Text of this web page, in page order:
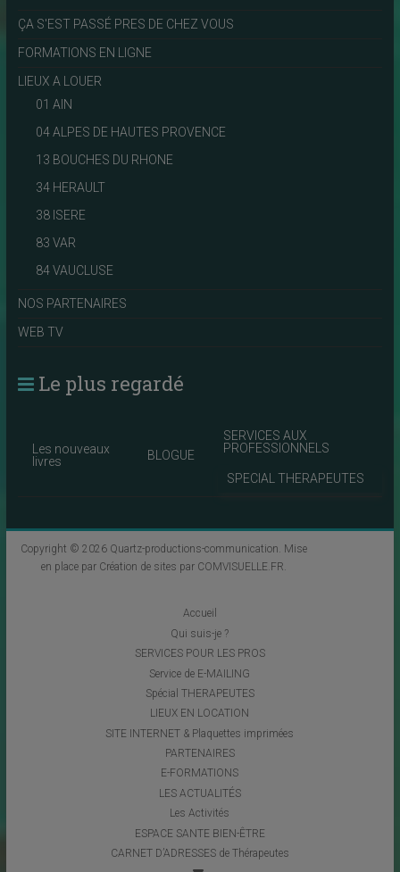
ÇA S'EST PASSÉ PRES DE CHEZ VOUS
FORMATIONS EN LIGNE
LIEUX A LOUER
01 AIN
04 ALPES DE HAUTES PROVENCE
13 BOUCHES DU RHONE
34 HERAULT
38 ISERE
83 VAR
84 VAUCLUSE
NOS PARTENAIRES
WEB TV
Le plus regardé
Les nouveaux
livres
BLOGUE
SERVICES AUX
PROFESSIONNELS
SPECIAL THERAPEUTES
Copyright © 2026 Quartz-productions-communication. Mise
en place par Création de sites par COMVISUELLE.FR.
Accueil
Qui suis-je ?
SERVICES POUR LES PROS
Service de E-MAILING
Spécial THERAPEUTES
LIEUX EN LOCATION
SITE INTERNET & Plaquettes imprimées
PARTENAIRES
E-FORMATIONS
LES ACTUALITÉS
Les Activités
ESPACE SANTE BIEN-ÊTRE
CARNET D’ADRESSES de Thérapeutes